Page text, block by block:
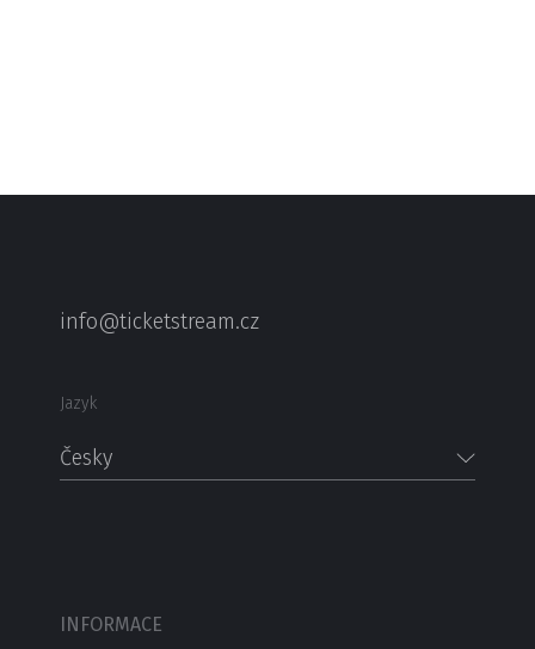
info@ticketstream.cz
Jazyk
Česky
INFORMACE